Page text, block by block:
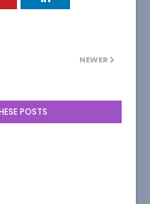
NEWER
POSTS